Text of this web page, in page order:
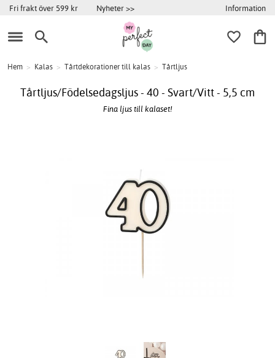
Fri frakt över 599 kr Nyheter >> Information
Hem > Kalas > Tårtdekorationer till kalas > Tårtljus
Tårtljus/Födelsedagsljus - 40 - Svart/Vitt - 5,5 cm
Fina ljus till kalaset!